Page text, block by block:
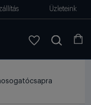
Üzleteink